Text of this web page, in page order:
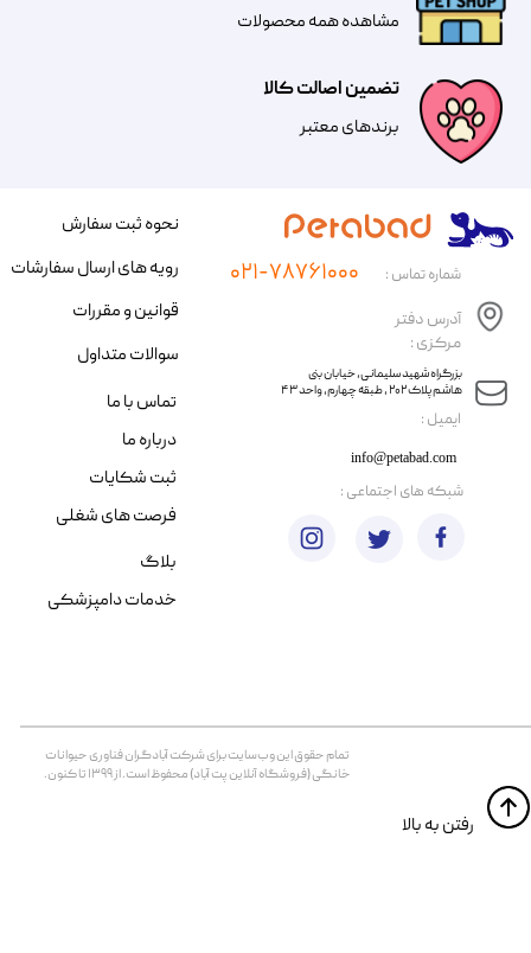
تضمین اصالت کالا
​​برندهای معتبر​​​​​​​
مشاهده همه محصولات
​ایمیل :
آدرس دفتر
مرکزی :
info@petabad.com
​​بزرگراه شهید سلیمانی، خیابان بنی
هاشم پلاک ۲۰۲ ، طبقه چهارم، واحد ۴۳
شماره تماس : ۰۲۱-۷۸۷۶۱۰۰۰
تمام حقوق اين وب‌سايت برای شرکت آبادگران فناوری حیوانات
خانگی (فروشگاه آنلاین پت آباد) محفوظ است. از ۱۳۹۹ تا کنون.
​​رفتن به بالا
نحوه ثبت سفارش
رویه های ارسال سفارشات
قوانین و مقررات
سوالات متداول
تماس با ما
درباره ما
ثبت شکایات
فرصت های شغلی
​شبکه های اجتماعی :
بلاگ
خدمات دامپزشکی